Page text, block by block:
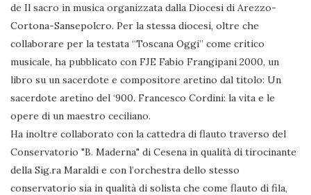
de Il sacro in musica organizzata dalla Diocesi di Arezzo-
Cortona-Sansepolcro. Per la stessa diocesi, oltre che
collaborare per la testata “Toscana Oggi” come critico
musicale, ha pubblicato con FJE Fabio Frangipani 2000, un
libro su un sacerdote e compositore aretino dal titolo: Un
sacerdote aretino del ‘900. Francesco Cordini: la vita e le
opere di un maestro ceciliano.
Ha inoltre collaborato con la cattedra di flauto traverso del
Conservatorio "B. Maderna" di Cesena in qualità di tirocinante
della Sig.ra Maraldi e con l’orchestra dello stesso
conservatorio sia in qualità di solista che come flauto di fila,